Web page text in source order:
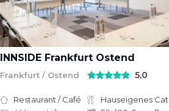
INNSIDE Frankfurt Ostend
Frankfurt / Ostend 5,0
Restaurant / Café